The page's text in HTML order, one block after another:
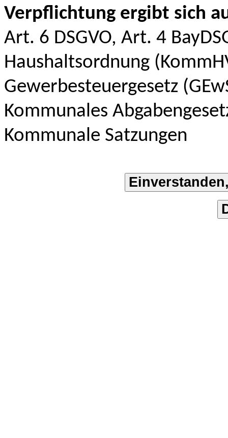
Verpflichtung ergibt sich
Art. 6 DSGVO, Art. 4
Haushaltsordnung
Gewerbesteuergesetz
Kommunales
Kommunale Satzungen